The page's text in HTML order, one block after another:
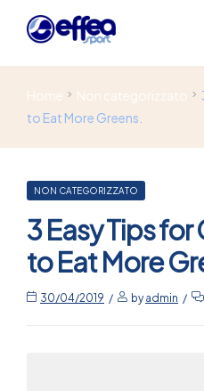
Home Non categorizzato
to Eat More Greens.
NON CATEGORIZZATO
3 Easy Tips
to Eat More
30/04/2019 byadmin